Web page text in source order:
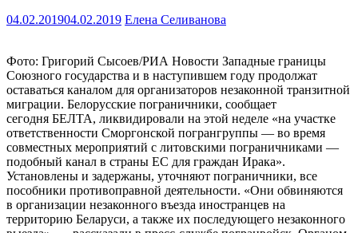
04.02.201904.02.2019 Елена Селиванова
Фото: Григорий Сысоев/РИА Новости Западные границы
Союзного государства и в наступившем году продолжат
оставаться каналом для организаторов незаконной транзитной
миграции. Белорусские пограничники, сообщает
сегодня БЕЛТА, ликвидировали на этой неделе «на участке
ответственности Сморгонской погрангруппы — во время
совместных мероприятий с литовскими пограничниками —
подобный канал в страны ЕС для граждан Ирака».
Установлены и задержаны, уточняют пограничники, все
пособники противоправной деятельности. «Они обвиняются
в организации незаконного въезда иностранцев на
территорию Беларуси, а также их последующего незаконного